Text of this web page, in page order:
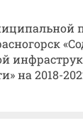
на 2018-